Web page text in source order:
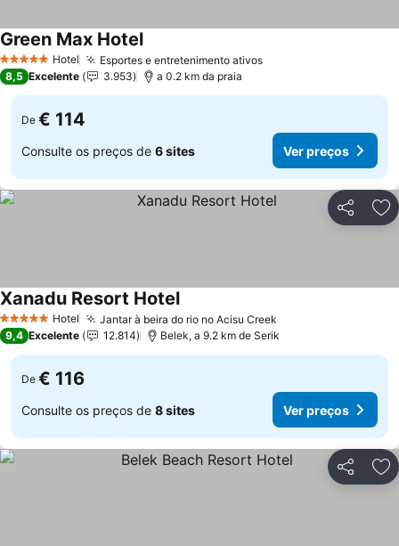
5 Estrelas Hotel Esportes e entretenimento ativosVer preços
Green Max HotelVer preços
8,5 Excelente 3.953 a 0.2 km da praia
De € 114
Consulte os preços de 6 sites Ver preços
Partilhar
5 Estrelas Hotel Jantar à beira do rio no Acisu Creek
Xanadu Resort HotelVer preços
9,4 Excelente 12.814 Belek, a 9.2 km de Serik
De € 116
Consulte os preços de 8 sites Ver preços
Partilhar